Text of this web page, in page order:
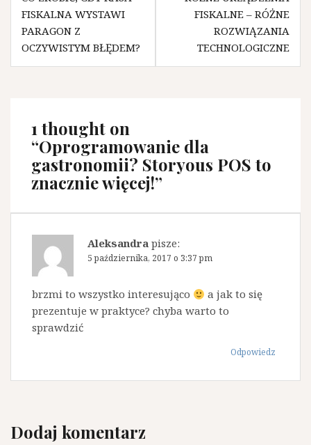
wpisu
FISKALNA WYSTAWI
PARAGON Z
OCZYWISTYM BŁĘDEM?
FISKALNE – RÓŻNE
ROZWIĄZANIA
TECHNOLOGICZNE
1 thought on
“Oprogramowanie dla
gastronomii? Storyous POS to
znacznie więcej!”
Aleksandra pisze:
5 października, 2017 o 3:37 pm
brzmi to wszystko interesująco
a jak to się
prezentuje w praktyce? chyba warto to
sprawdzić
Odpowiedz
Dodaj komentarz